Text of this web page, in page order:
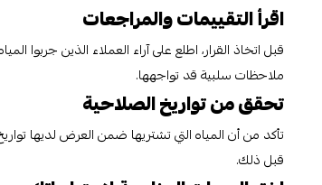
اقرأ التقييمات والمراجعات
قبل اتخاذ القرار، اطلع على آراء العملاء الذين
ملاحظات سلبية قد تواجهها.
تحقق من تواريخ الصلاحية
تأكد من أن المياه التي تشتريها ضمن العرض لديها
قبل ذلك.